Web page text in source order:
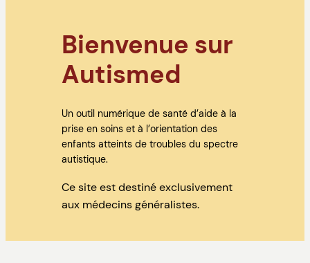
Bienvenue sur
Autismed
Un outil numérique de santé d’aide à la
prise en soins et à l’orientation des
enfants atteints de troubles du spectre
autistique.
Ce site est destiné exclusivement
aux médecins généralistes.